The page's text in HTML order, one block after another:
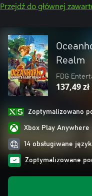
Przejdź do głównej
Realm
FDG
137,49 zł
Zoptymalizowano
Xbox Play Anywhere
14 obsługiwane
Zoptymalizowane